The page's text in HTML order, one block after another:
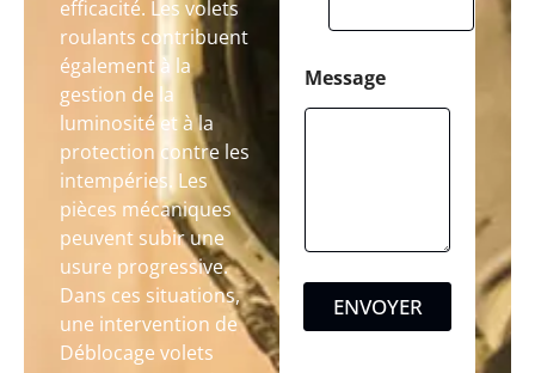
efficacité. Les volets
roulants contribuent
également à la
gestion de la
luminosité et à la
protection contre les
intempéries. Les
pièces mécaniques
peuvent subir une
usure progressive.
Dans ces situations,
une intervention de
Déblocage volets
Message
ENVOYER